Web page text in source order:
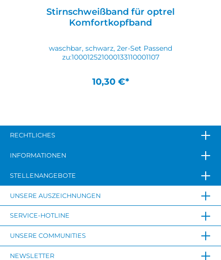
Stirnschweißband für optrel
Komfortkopfband
waschbar, schwarz, 2er-Set Passend
zu:100012521000133110001107
10,30 €*
RECHTLICHES
INFORMATIONEN
STELLENANGEBOTE
UNSERE AUSZEICHNUNGEN
SERVICE-HOTLINE
UNSERE COMMUNITIES
NEWSLETTER